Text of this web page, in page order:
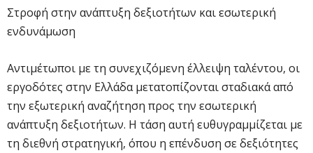
Στροφή στην ανάπτυξη δεξιοτήτων και εσωτερική
ενδυνάμωση
Αντιμέτωποι με τη συνεχιζόμενη έλλειψη ταλέντου, οι
εργοδότες στην Ελλάδα μετατοπίζονται σταδιακά από
την εξωτερική αναζήτηση προς την εσωτερική
ανάπτυξη δεξιοτήτων. Η τάση αυτή ευθυγραμμίζεται με
τη διεθνή στρατηγική, όπου η επένδυση σε δεξιότητες